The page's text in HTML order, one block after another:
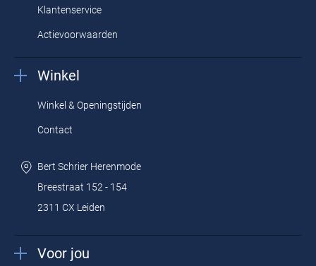
Klantenservice
Actievoorwaarden
Winkel
Winkel & Openingstijden
Contact
Bert Schrier Herenmode
Breestraat 152 - 154
2311 CX Leiden
Voor jou